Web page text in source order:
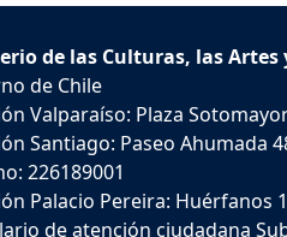
de las Culturas, las
de Chile
Valparaíso: Plaza
Santiago: Paseo Ahumada
226189001
Palacio Pereira: Huérfanos
de atención ciudadana